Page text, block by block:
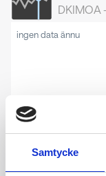
Samtycke
DKIMOA
ingen data ännu